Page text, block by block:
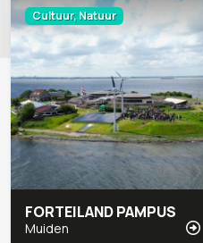
Cultuur, Natuur
FORTEILAND PAMPUS
Muiden